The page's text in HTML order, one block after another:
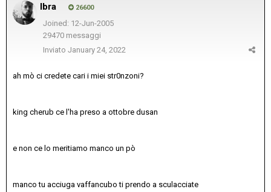
Ibra 26600
Joined: 12-Jun-2005
29470 messaggi
Inviato January 24, 2022
ah mò ci credete cari i miei str0nzoni?
king cherub ce l'ha preso a ottobre dusan
e non ce lo meritiamo manco un pò
manco tu acciuga vaffancubo ti prendo a sculacciate